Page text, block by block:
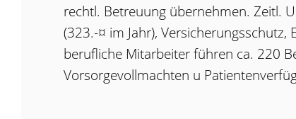
rechtl. Betreuung übernehmen. Zeitl.
(323.-¤ im Jahr),
berufliche Mitarbeiter führen ca. 220
Vorsorgevollmachten u